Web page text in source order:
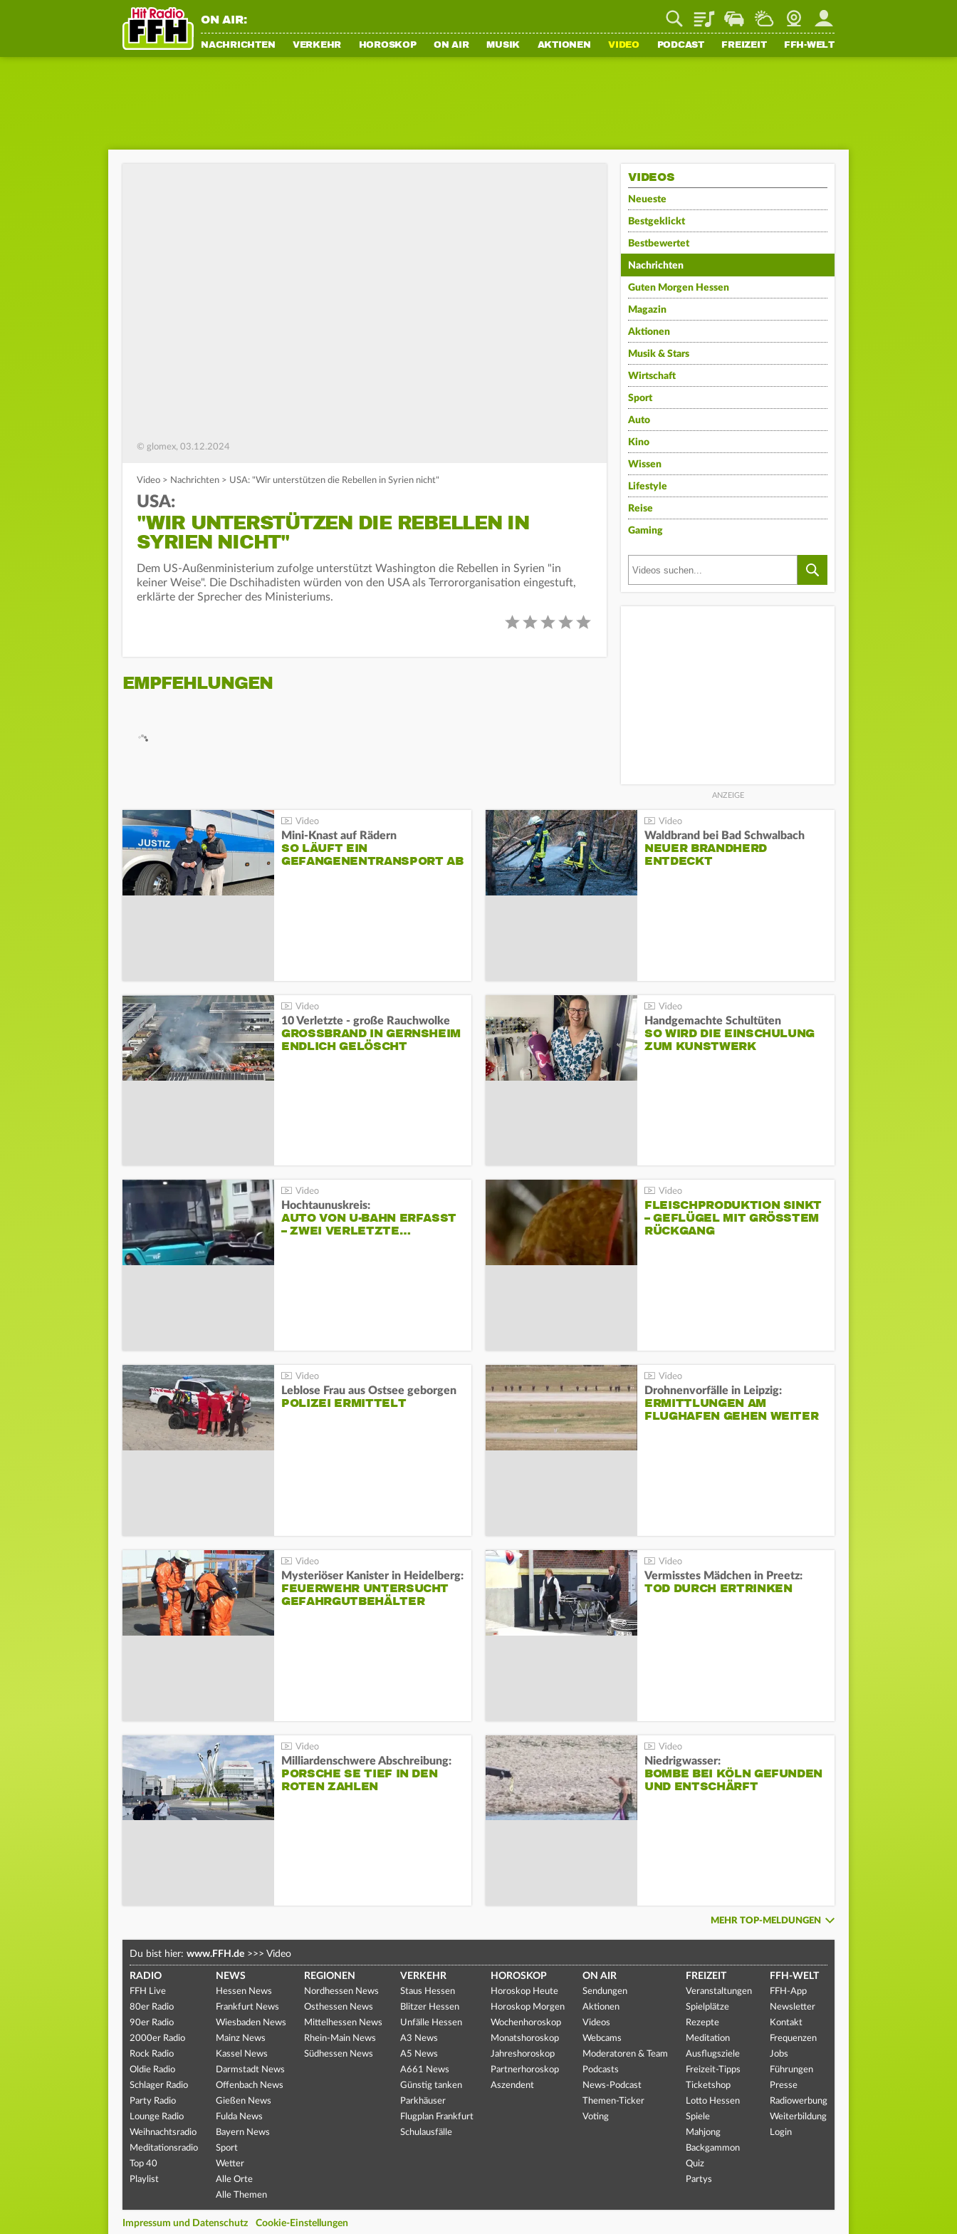
ON AIR: PlaylistStaupilotWetterWebcamMein FFH
NACHRICHTEN VERKEHR HOROSKOP ON AIR MUSIK AKTIONEN VIDEO PODCAST FREIZEIT FFH-WELT
© glomex, 03.12.2024
Video > Nachrichten > USA: "Wir unterstützen die Rebellen in Syrien nicht"
USA:
"WIR UNTERSTÜTZEN DIE REBELLEN IN
SYRIEN NICHT"
Dem US-Außenministerium zufolge unterstützt Washington die Rebellen in Syrien "in
keiner Weise". Die Dschihadisten würden von den USA als Terrororganisation eingestuft,
erklärte der Sprecher des Ministeriums.
EMPFEHLUNGEN
VIDEOS
Neueste
Bestgeklickt
Bestbewertet
Nachrichten
Guten Morgen Hessen
Magazin
Aktionen
Musik & Stars
Wirtschaft
Sport
Auto
Kino
Wissen
Lifestyle
Reise
Gaming
Mini-Knast auf Rädern
SO LÄUFT EIN
GEFANGENENTRANSPORT AB
Waldbrand bei Bad Schwalbach
NEUER BRANDHERD
ENTDECKT
10 Verletzte - große Rauchwolke
GROSSBRAND IN GERNSHEIM E
NDLICH GELÖSCHT
Handgemachte Schultüten
SO WIRD DIE EINSCHULUNG
ZUM KUNSTWERK
Hochtaunuskreis:
AUTO VON U-BAHN ERFASST
– ZWEI VERLETZTE…
FLEISCHPRODUKTION SINKT
– GEFLÜGEL MIT GRÖSSTEM R
ÜCKGANG
Leblose Frau aus Ostsee geborgen
POLIZEI ERMITTELT
Drohnenvorfälle in Leipzig:
ERMITTLUNGEN AM
FLUGHAFEN GEHEN WEITER
Mysteriöser Kanister in Heidelberg:
FEUERWEHR UNTERSUCHT
GEFAHRGUTBEHÄLTER
Vermisstes Mädchen in Preetz:
TOD DURCH ERTRINKEN
Milliardenschwere Abschreibung:
PORSCHE SE TIEF IN DEN
ROTEN ZAHLEN
Niedrigwasser:
BOMBE BEI KÖLN GEFUNDEN
UND ENTSCHÄRFT
MEHR TOP-MELDUNGEN
Du bist hier: www.FFH.de >>> Video
RADIO
FFH Live
80er Radio
90er Radio
2000er Radio
Rock Radio
Oldie Radio
Schlager Radio
Party Radio
Lounge Radio
Weihnachtsradio
Meditationsradio
Top 40
Playlist
NEWS
Hessen News
Frankfurt News
Wiesbaden News
Mainz News
Kassel News
Darmstadt News
Offenbach News
Gießen News
Fulda News
Bayern News
Sport
Wetter
Alle Orte
Alle Themen
REGIONEN
Nordhessen News
Osthessen News
Mittelhessen News
Rhein-Main News
Südhessen News
VERKEHR
Staus Hessen
Blitzer Hessen
Unfälle Hessen
A3 News
A5 News
A661 News
Günstig tanken
Parkhäuser
Flugplan Frankfurt
Schulausfälle
HOROSKOP
Horoskop Heute
Horoskop Morgen
Wochenhoroskop
Monatshoroskop
Jahreshoroskop
Partnerhoroskop
Aszendent
ON AIR
Sendungen
Aktionen
Videos
Webcams
Moderatoren & Team
Podcasts
News-Podcast
Themen-Ticker
Voting
FREIZEIT
Veranstaltungen
Spielplätze
Rezepte
Meditation
Ausflugsziele
Freizeit-Tipps
Ticketshop
Lotto Hessen
Spiele
Mahjong
Backgammon
Quiz
Partys
FFH-WELT
FFH-App
Newsletter
Kontakt
Frequenzen
Jobs
Führungen
Presse
Radiowerbung
Weiterbildung
Login
Impressum und Datenschutz Cookie-Einstellungen